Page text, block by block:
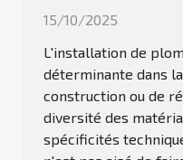
15/10/2025
L'installation de
déterminante dans
construction ou de
diversité des
spécificités